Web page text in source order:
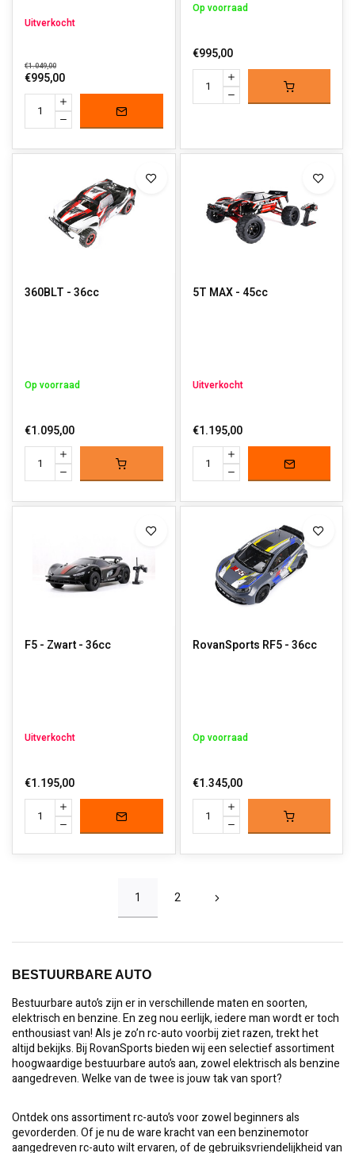
Uitverkocht
€1.049,00
€995,00
Op voorraad
€995,00
360BLT - 36cc
Op voorraad
€1.095,00
5T MAX - 45cc
Uitverkocht
€1.195,00
F5 - Zwart - 36cc
Uitverkocht
€1.195,00
RovanSports RF5 - 36cc
Op voorraad
€1.345,00
1 2
BESTUURBARE AUTO
Bestuurbare auto’s zijn er in verschillende maten en soorten,
elektrisch en benzine. En zeg nou eerlijk, iedere man wordt er toch
enthousiast van! Als je zo’n rc-auto voorbij ziet razen, trekt het
altijd bekijks. Bij RovanSports bieden wij een selectief assortiment
hoogwaardige bestuurbare auto’s aan, zowel elektrisch als benzine
aangedreven. Welke van de twee is jouw tak van sport?
Ontdek ons assortiment rc-auto’s voor zowel beginners als
gevorderden. Of je nu de ware kracht van een benzinemotor
aangedreven rc-auto wilt ervaren, of de gebruiksvriendelijkheid van